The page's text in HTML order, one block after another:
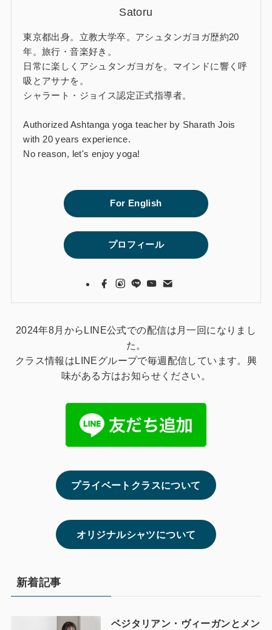
Satoru
東京都出身。立教大学卒。アシュタンガヨガ歴約20
年。旅行・音楽好き。
日常に楽しくアシュタンガヨガを。マインドに響く呼
吸とアサナを。
シャラート・ジョイス認定正式指導者。
Authorized Ashtanga yoga teacher by Sharath Jois
with 20 years experience.
No reason, let's enjoy yoga!
For English
プロフィール
2024年8月からLINE公式での配信は月一回になりまし
た。
クラス情報はLINEグループで毎週配信しています。興
味がある方はお知らせください。
プライベートクラスについて
オリジナルシャツについて
新着記事
ベジタリアン・ヴィーガンとメン